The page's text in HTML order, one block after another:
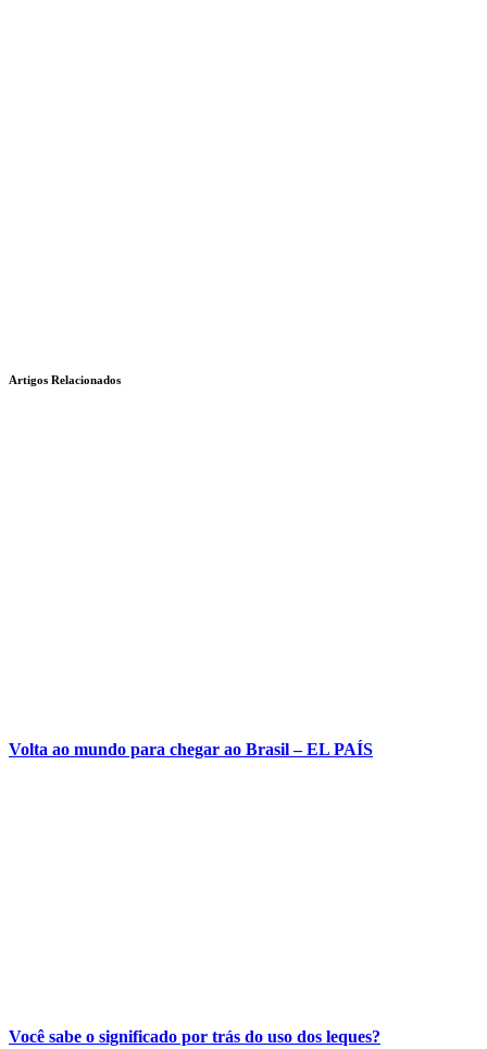
Artigos Relacionados
Volta ao mundo para chegar ao Brasil – EL PAÍS
Você sabe o significado por trás do uso dos leques?